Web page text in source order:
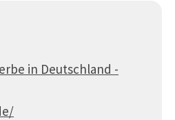
in Deutschland -